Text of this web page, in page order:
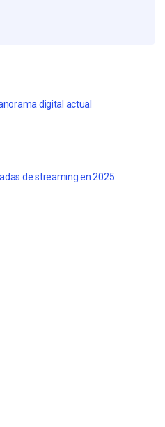
digital actual
de streaming en 2025